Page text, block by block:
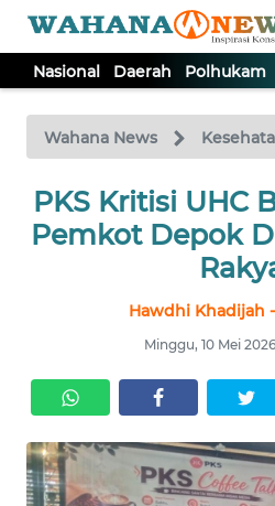
Nasional Daerah Polhukam
Wahana News
PKS Kritisi UHC
Pemkot Depok
Hawdhi Khadijah
Minggu, 10 Mei
TV
Tutup
NASIONAL
KRIMINAL
EKUIN